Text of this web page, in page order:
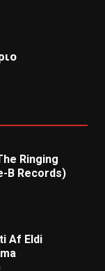
Ringing
B Records)
Af Eldi